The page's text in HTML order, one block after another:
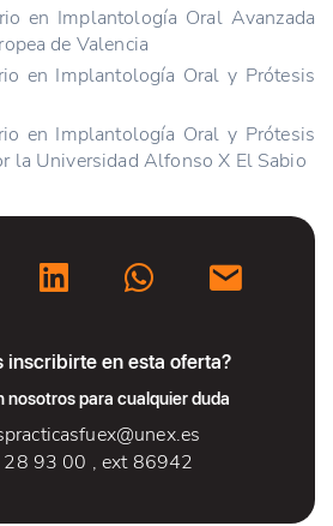
en Implantología Oral Avanzada
de Valencia
en Implantología Oral y Prótesis
en Implantología Oral y Prótesis
la Universidad Alfonso X El Sabio
inscribirte en esta oferta?
nosotros para cualquier duda
93 00 , ext 86942